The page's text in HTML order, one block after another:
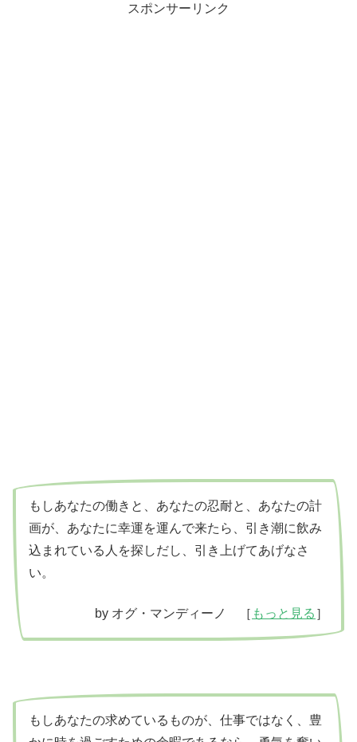
スポンサーリンク
もしあなたの働きと、あなたの忍耐と、あなたの計
画が、あなたに幸運を運んで来たら、引き潮に飲み
込まれている人を探しだし、引き上げてあげなさ
い。
by オグ・マンディーノ ［ もっと見る ］
もしあなたの求めているものが、仕事ではなく、豊